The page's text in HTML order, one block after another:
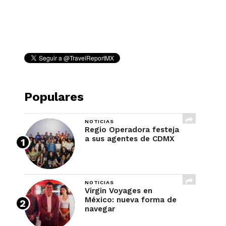
Populares
NOTICIAS
Regio Operadora festeja
a sus agentes de CDMX
NOTICIAS
Virgin Voyages en
México: nueva forma de
navegar